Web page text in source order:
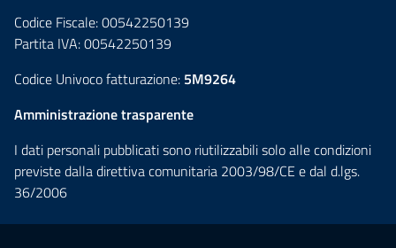
Codice Fiscale: 00542250139
Partita IVA: 00542250139
Codice Univoco fatturazione: 5M9264
Amministrazione trasparente
I dati personali pubblicati sono riutilizzabili solo alle condizioni
previste dalla direttiva comunitaria 2003/98/CE e dal d.lgs.
36/2006